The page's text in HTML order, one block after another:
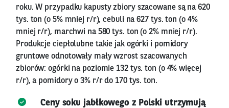
roku. W przypadku kapusty zbiory szacowane są na 620
tys. ton (o 5% mniej r/r), cebuli na 627 tys. ton (o 4%
mniej r/r), marchwi na 580 tys. ton (o 2% mniej r/r).
Produkcje ciepłolubne takie jak ogórki i pomidory
gruntowe odnotowały mały wzrost szacowanych
zbiorów: ogórki na poziomie 132 tys. ton (o 4% więcej
r/r), a pomidory o 3% r/r do 170 tys. ton.
Ceny soku jabłkowego z Polski utrzymują